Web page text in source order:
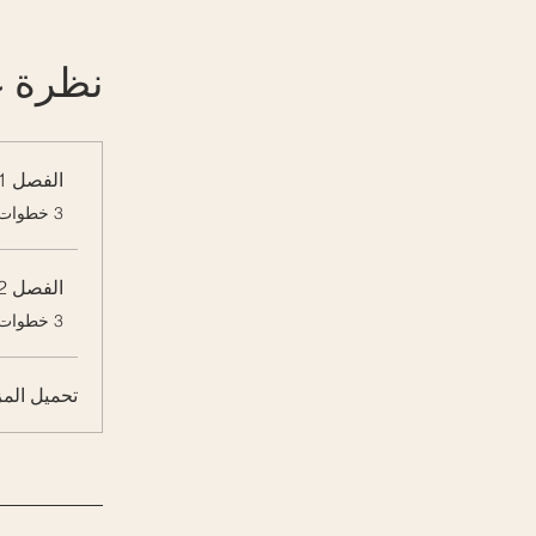
نظرة
الفصل 1
.3 خطوات
الفصل 2
.3 خطوات
تحميل